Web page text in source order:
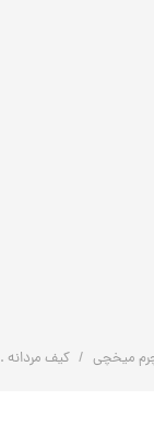
میخچی کیف مردانه